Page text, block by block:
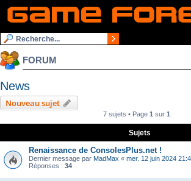
FORUM
News
Nouveau sujet
7 sujets • Page 1 sur 1
Sujets
Renaissance de ConsolesPlus.net !
Dernier message par MadMax « mer. 12 juin 2024
Réponses : 34